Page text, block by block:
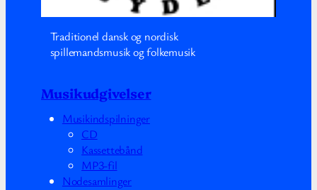
Traditionel dansk og nordisk
spillemandsmusik og folkemusik
Musikudgivelser
Musikindspilninger
CD
Kassettebånd
MP3-fil
Nodesamlinger